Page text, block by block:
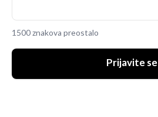
1500 znakova preostalo
Prijavite se